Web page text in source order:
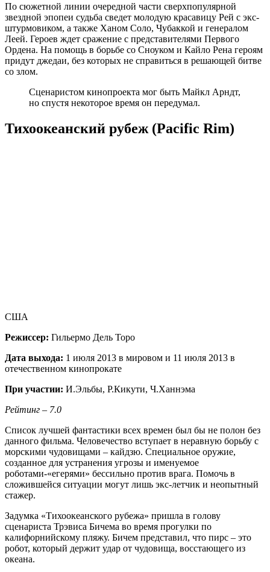
По сюжетной линии очередной части сверхпопулярной
звездной эпопеи судьба сведет молодую красавицу Рей с экс-
штурмовиком, а также Ханом Соло, Чубаккой и генералом
Леей. Героев ждет сражение с представителями Первого
Ордена. На помощь в борьбе со Сноуком и Кайло Рена героям
придут джедаи, без которых не справиться в решающей битве
со злом.
Сценаристом кинопроекта мог быть Майкл Арндт,
но спустя некоторое время он передумал.
Тихоокеанский рубеж (Pacific Rim)
США
Режиссер: Гильермо Дель Торо
Дата выхода: 1 июля 2013 в мировом и 11 июля 2013 в
отечественном кинопрокате
При участии: И.Эльбы, Р.Кикути, Ч.Ханнэма
Рейтинг – 7.0
Список лучшей фантастики всех времен был бы не полон без
данного фильма. Человечество вступает в неравную борьбу с
морскими чудовищами – кайдзю. Специальное оружие,
созданное для устранения угрозы и именуемое
роботами-«егерями» бессильно против врага. Помочь в
сложившейся ситуации могут лишь экс-летчик и неопытный
стажер.
Задумка «Тихоокеанского рубежа» пришла в голову
сценариста Трэвиса Бичема во время прогулки по
калифорнийскому пляжу. Бичем представил, что пирс – это
робот, который держит удар от чудовища, восстающего из
океана.